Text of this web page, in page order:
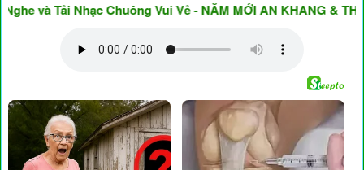
Tải Nhạc Chuông Vui Vẻ - NĂM MỚI AN KHANG & THỊNH